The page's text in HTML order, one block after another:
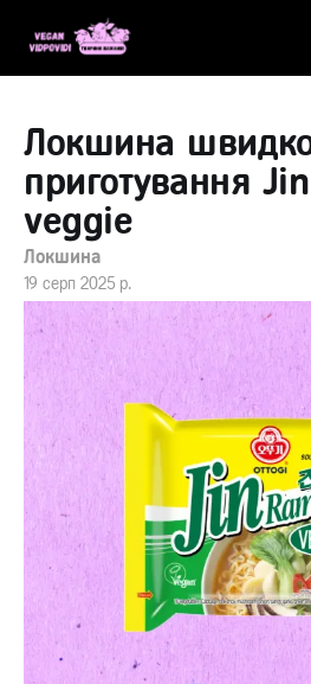
Локшина
приготування
veggie
Локшина
19 серп 2025 р.